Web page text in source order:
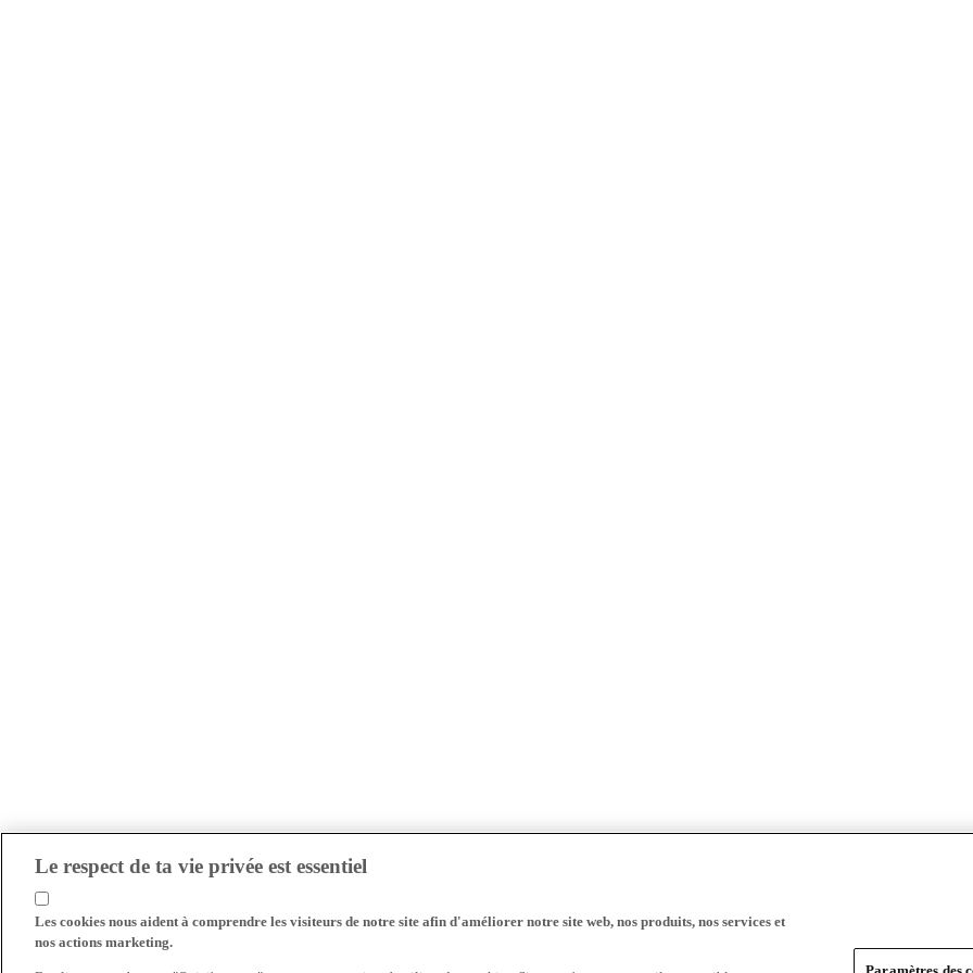
Le respect de ta vie privée est essentiel
Les cookies nous aident à comprendre les visiteurs de notre site afin d'améliorer notre site web, nos produits, nos services et
nos actions marketing.